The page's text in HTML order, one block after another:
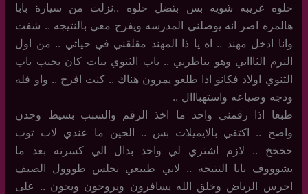
حلوه غريبه شويه بس بتضل حلوه ..نزلت من سيارة بابا
هالمره اصر انه يوصلني المدرسه ويفرح معي بالنتيجه .. شفت
وانا ادخل مهند .. اه يا ذا المهند مقلقني في حياتي .. من اول
الترم الثاااني وهو يناظرني .. باب الثنوي بنات كان بجنب باب
الثنوي اولاد فكانو اذا طلعو يمرون هناك .. كنت افرح .. واو فله
ودجه وصياعه واستهبااال ..
طبعا اذا رقمني واحد ما اخذ الرقم والسبب بسيط وجدن
واضح .. اكتفي بالايميلات بس .. الحين ما عندي لاب توب
خخخخ .. لازم اشتري لي واحد بدال الي كسرته بعد ما
يشوووف بابا النتيجه .. لاني طبيعي بجلس طووول الصيف
احرس الرياض وخلق الله يسافرون ويروحون ويجون .. على